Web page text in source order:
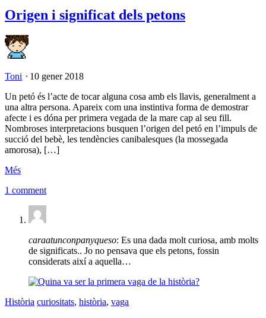
Origen i significat dels petons
Toni ⋅ 10 gener 2018
Un petó és l’acte de tocar alguna cosa amb els llavis, generalment a
una altra persona. Apareix com una instintiva forma de demostrar
afecte i es dóna per primera vegada de la mare cap al seu fill.
Nombroses interpretacions busquen l’origen del petó en l’impuls de
succió del bebè, les tendències canibalesques (la mossegada
amorosa), […]
Més
1 comment
caraatunconpanyqueso: Es una dada molt curiosa, amb molts
de significats.. Jo no pensava que els petons, fossin
considerats així a aquella…
Història curiositats, història, vaga